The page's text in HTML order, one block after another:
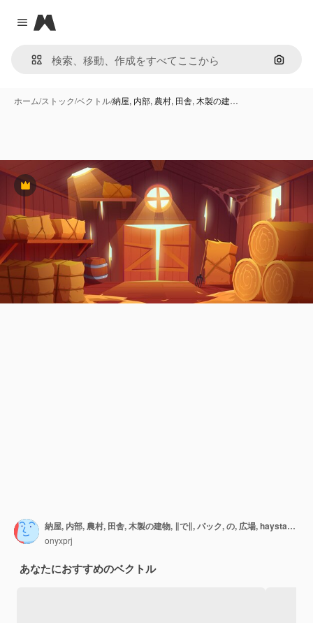
Close menu
Magnific
画像で
ホーム/ストック/ベクトル/納屋, 内部, 農村, 田舎, 木製の建…
Premium
納屋, 内部, 農村, 田舎, 木製の建物, ∥で∥, パック, の, 広場, haystacks, 正確, ベクトル, 漫画, 背景, の, 村
onyxprj
あなたにおすすめのベクトル